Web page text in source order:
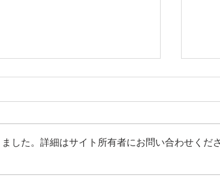
した。詳細はサイト所有者にお問い合わせくだ